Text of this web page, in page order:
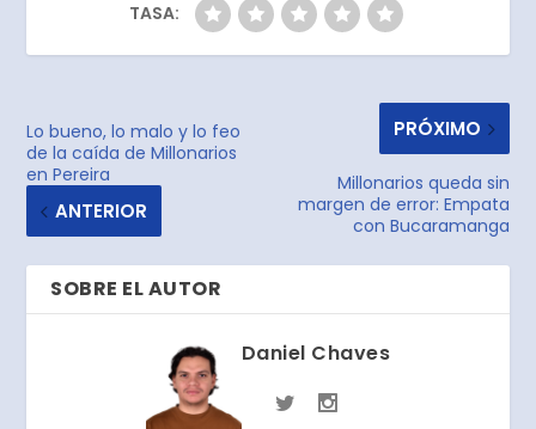
TASA:
Lo bueno, lo malo y lo feo
de la caída de Millonarios
en Pereira
ANTERIOR
PRÓXIMO
Millonarios queda sin
margen de error: Empata
con Bucaramanga
SOBRE EL AUTOR
Daniel Chaves